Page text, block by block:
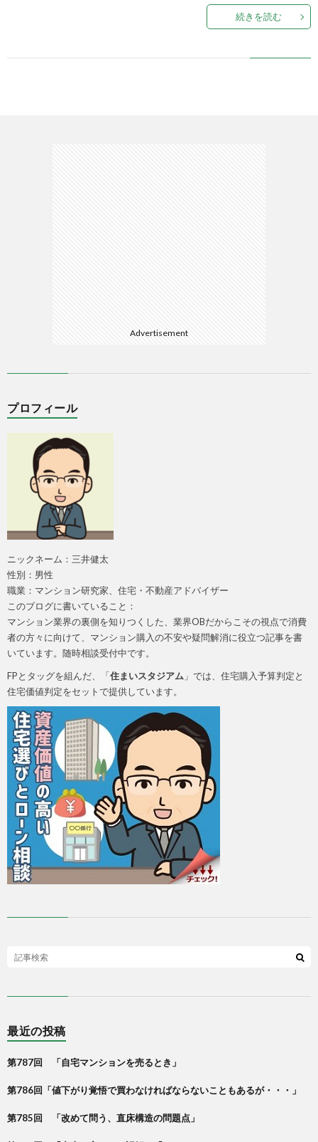
続きを読む
Advertisement
プロフィール
ニックネーム：三井健太
性別：男性
職業：マンション研究家、住宅・不動産アドバイザー
このブログに書いていること：
マンション業界の裏側を知りつくした、業界OBだからこその視点で消費
者の方々に向けて、マンション購入の不安や疑問解消に役立つ記事を書
いています。随時相談受付中です。
FPとタッグを組んだ、「住まいスタジアム 」では、住宅購入予算判定と
住宅価値判定をセットで提供しています。
最近の投稿
第787回 「自宅マンションを売るとき」
第786回「値下がり覚悟で買わなければならないこともあるが・・・」
第785回 「改めて問う、直床構造の問題点」